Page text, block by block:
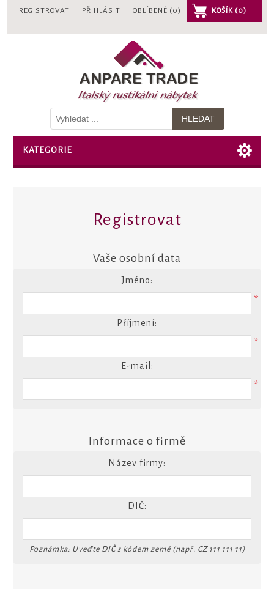
REGISTROVAT PŘIHLÁSIT OBLÍBENÉ (0) KOŠÍK (0)
KATEGORIE
Registrovat
Vaše osobní data
Jméno:
*
Příjmení:
*
E-mail:
*
Informace o firmě
Název firmy:
DIČ:
Poznámka: Uveďte DIČ s kódem země (např. CZ 111 111 11)